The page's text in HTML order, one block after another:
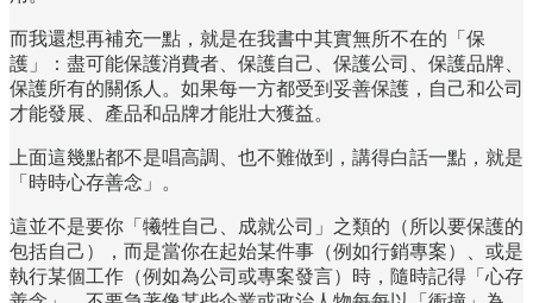
而我還想再補充一點，就是在我書中其實無所不在的「保
護」：盡可能保護消費者、保護自己、保護公司、保護品牌、
保護所有的關係人。如果每一方都受到妥善保護，自己和公司
才能發展、產品和品牌才能壯大獲益。
上面這幾點都不是唱高調、也不難做到，講得白話一點，就是
「時時心存善念」。
這並不是要你「犧牲自己、成就公司」之類的（所以要保護的
包括自己），而是當你在起始某件事（例如行銷專案）、或是
執行某個工作（例如為公司或專案發言）時，隨時記得「心存